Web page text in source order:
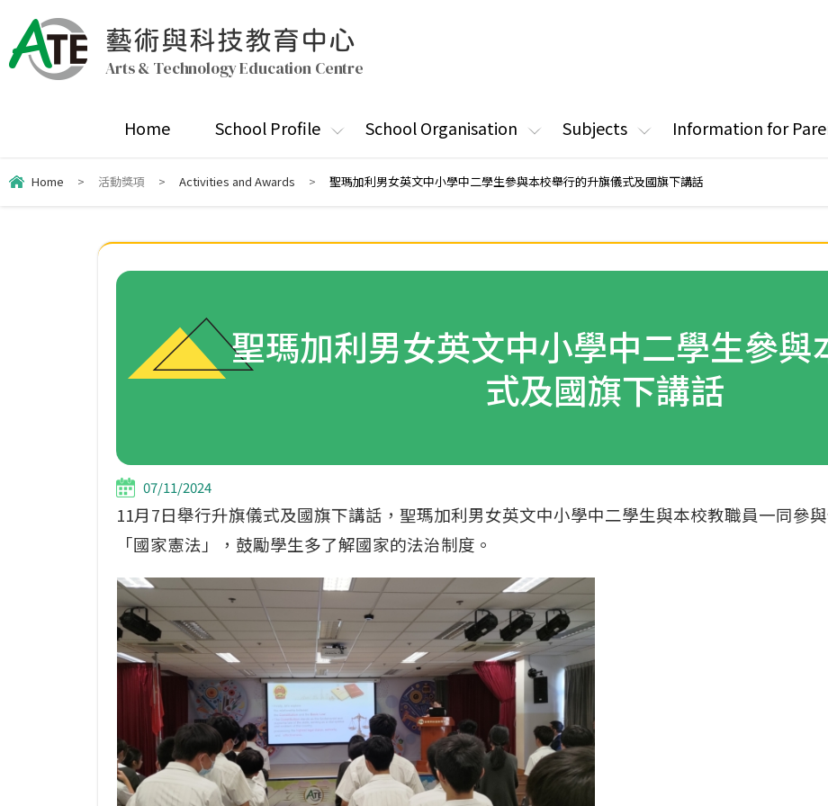
藝術與科技教育中心
Arts & Technology Education Centre
Home School Profile School Organisation Subjects Information for
Home > 活動獎項 > Activities and Awards > 聖瑪加利男女英文中小學中二學生參與本校舉行的升旗儀式及國旗下講話
聖瑪加利男女英文中小學中二學生參
式及國旗下講話
07/11/2024
11月7日舉行升旗儀式及國旗下講話，聖瑪加利男女英文中小學中二學生與本校教職員一同參
「國家憲法」，鼓勵學生多了解國家的法治制度。